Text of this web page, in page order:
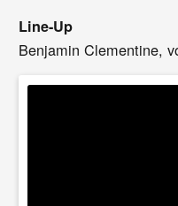
Line-Up
Benjamin Clementine,